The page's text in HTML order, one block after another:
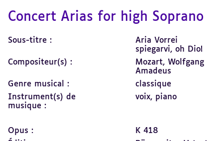
Concert Arias for high Soprano
Sous-titre :
Aria Vorrei
spiegarvi, oh Dio!
Compositeur(s) :
Mozart, Wolfgang
Amadeus
Genre musical :
classique
Instrument(s) de
musique :
voix, piano
Opus :
K 418